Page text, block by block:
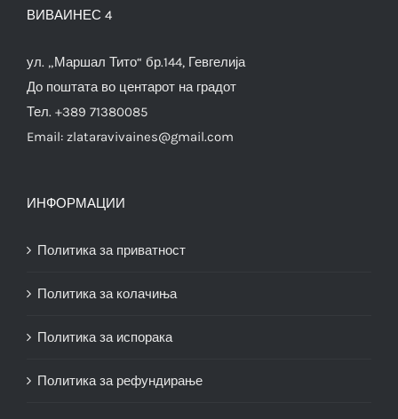
ВИВАИНЕС 4
ул. „Маршал Тито“ бр.144, Гевгелија
До поштата во центарот на градот
Тел. +389 71380085
Email: zlataravivaines@gmail.com
ИНФОРМАЦИИ
Политика за приватност
Политика за колачиња
Политика за испорака
Политика за рефундирање